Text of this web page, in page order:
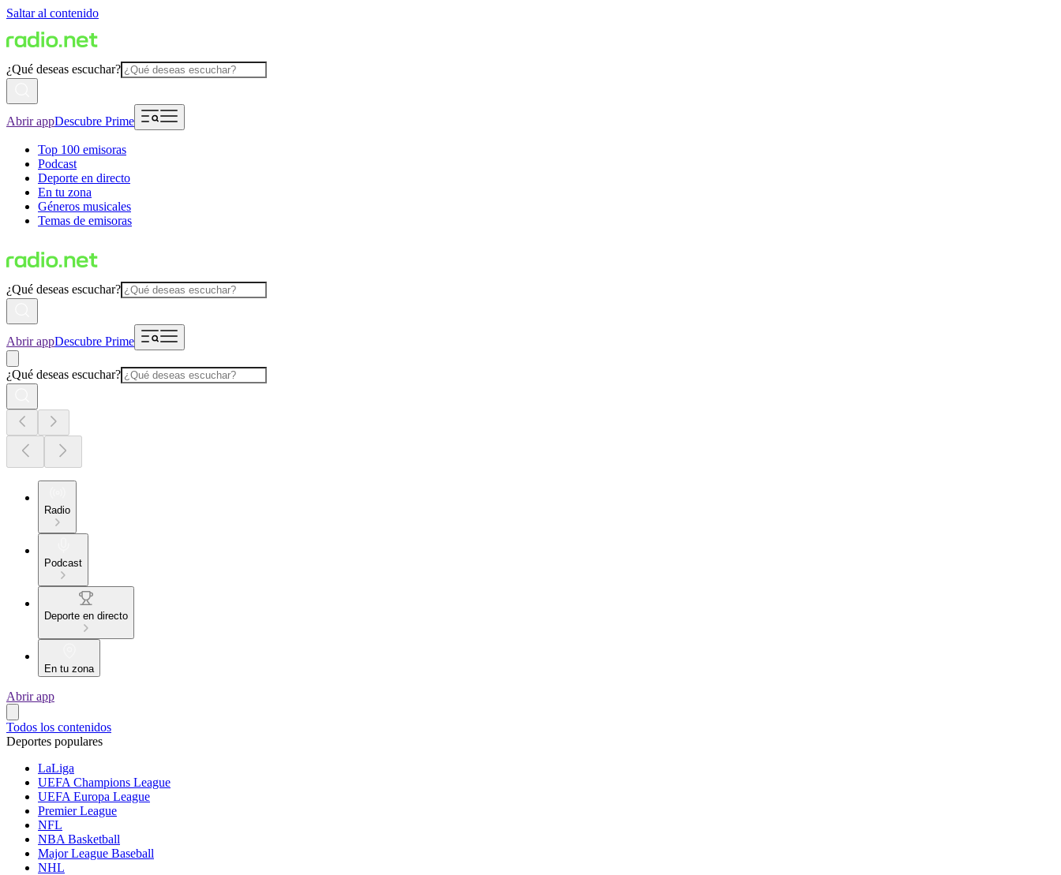
Saltar al contenido
¿Qué deseas escuchar?
Abrir appDescubre Prime
Top 100 emisoras
Podcast
Deporte en directo
En tu zona
Géneros musicales
Temas de emisoras
¿Qué deseas escuchar?
Abrir appDescubre Prime
¿Qué deseas escuchar?
Radio
Podcast
Deporte en directo
En tu zona
Abrir app
Todos los contenidos
Deportes populares
LaLiga
UEFA Champions League
UEFA Europa League
Premier League
NFL
NBA Basketball
Major League Baseball
NHL